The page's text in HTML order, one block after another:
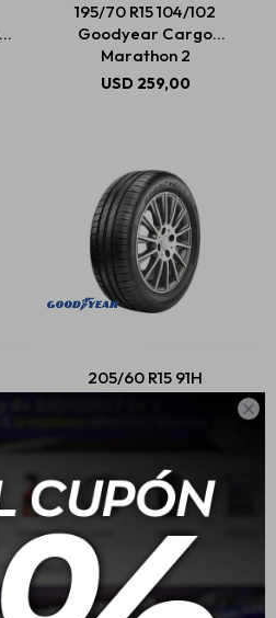

195/70 R15 104/102
Goodyear Cargo
Marathon 2
USD 259,00
205/60 R15 91H
Goodyear Efficientgrip